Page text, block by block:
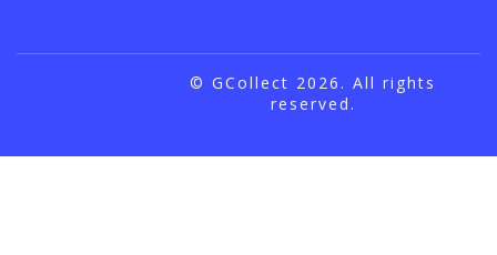
© GCollect 2026. All rights
reserved.